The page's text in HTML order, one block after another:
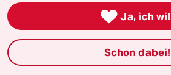
abgefangen :-)
Eines Tages macht der
HTTP, dann muss ich
hineingreifen.
 Ja, ich
Schon dabei!